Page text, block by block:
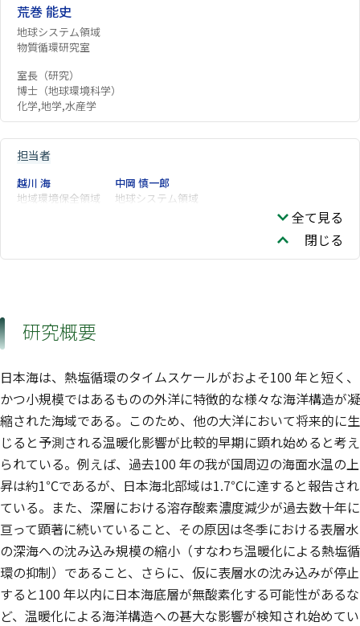
荒巻 能史
地球システム領域
物質循環研究室
室長（研究）
博士（地球環境科学）
化学,地学,水産学
担当者
越川 海
地域環境保全領域
中岡 慎一郎
地球システム領域
全て見る
閉じる
研究概要
日本海は、熱塩循環のタイムスケールがおよそ100 年と短く、
かつ小規模ではあるものの外洋に特徴的な様々な海洋構造が凝
縮された海域である。このため、他の大洋において将来的に生
じると予測される温暖化影響が比較的早期に顕れ始めると考え
られている。例えば、過去100 年の我が国周辺の海面水温の上
昇は約1℃であるが、日本海北部域は1.7℃に達すると報告され
ている。また、深層における溶存酸素濃度減少が過去数十年に
亘って顕著に続いていること、その原因は冬季における表層水
の深海への沈み込み規模の縮小（すなわち温暖化による熱塩循
環の抑制）であること、さらに、仮に表層水の沈み込みが停止
すると100 年以内に日本海底層が無酸素化する可能性があるな
ど、温暖化による海洋構造への甚大な影響が検知され始めてい